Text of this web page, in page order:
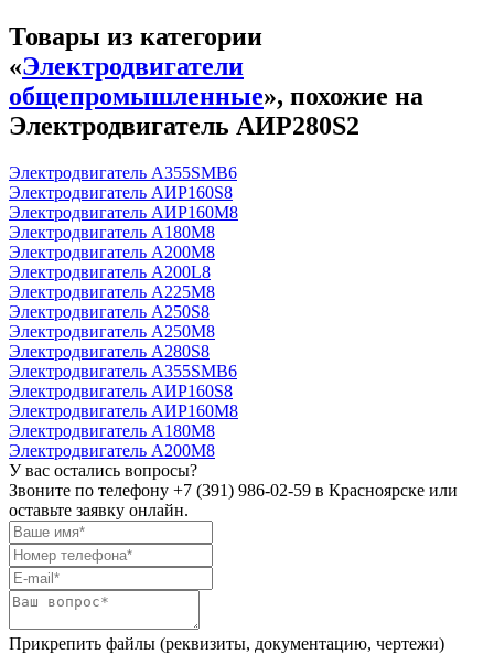
Товары из категории
«Электродвигатели
общепромышленные», похожие на
Электродвигатель АИР280S2
Электродвигатель А355SМВ6
Электродвигатель АИР160S8
Электродвигатель АИР160М8
Электродвигатель А180М8
Электродвигатель А200М8
Электродвигатель А200L8
Электродвигатель А225М8
Электродвигатель А250S8
Электродвигатель А250М8
Электродвигатель А280S8
Электродвигатель А355SМВ6
Электродвигатель АИР160S8
Электродвигатель АИР160М8
Электродвигатель А180М8
Электродвигатель А200М8
У вас остались вопросы?
Звоните по телефону +7 (391) 986-02-59 в Красноярске или
оставьте заявку онлайн.
Прикрепить файлы (реквизиты, документацию, чертежи)